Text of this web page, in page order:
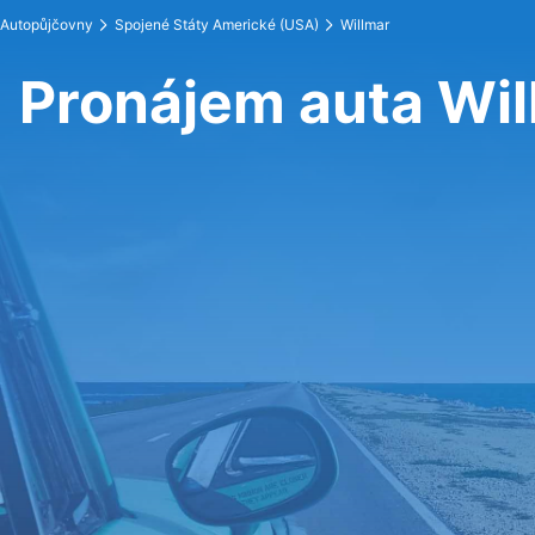
Autopůjčovny Spojené Státy Americké (USA) Willmar
Pronájem auta